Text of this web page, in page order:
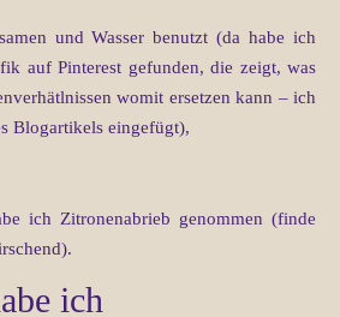
und Wasser benutzt (da habe ich
auf Pinterest gefunden, die zeigt, was
womit ersetzen kann – ich
Blogartikels eingefügt),
ich Zitronenabrieb genommen (finde
ich